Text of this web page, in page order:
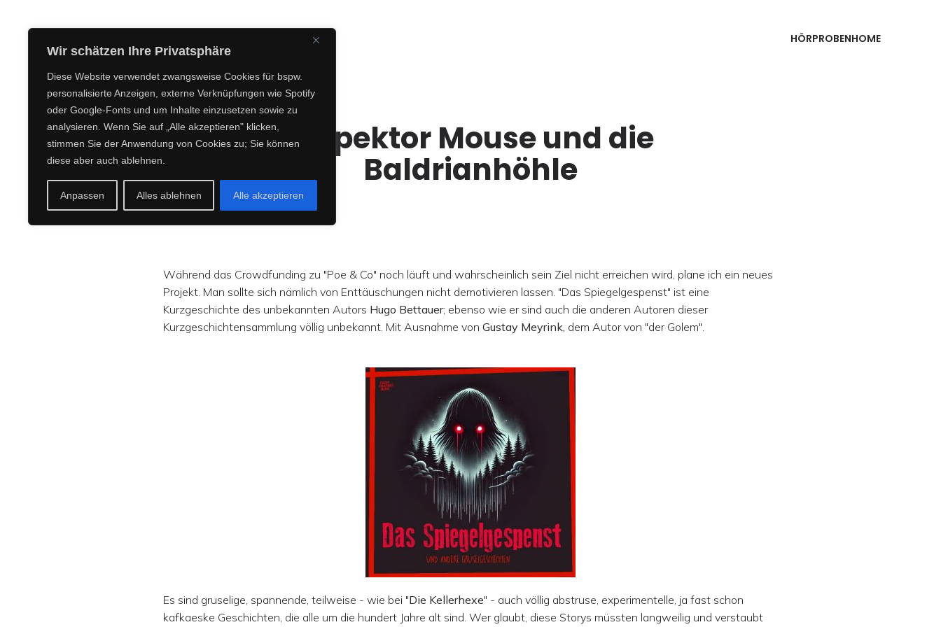
Wir schätzen Ihre Privatsphäre
Diese Website verwendet zwangsweise Cookies für bspw.
personalisierte Anzeigen, externe Verknüpfungen wie Spotify
oder Google-Fonts und um Inhalte einzusetzen sowie zu
analysieren. Wenn Sie auf „Alle akzeptieren" klicken,
stimmen Sie der Anwendung von Cookies zu; Sie können
diese aber auch ablehnen.
Anpassen Alles ablehnen Alle akzeptieren
HÖRPROBENHOME
Inspektor Mouse und die
Baldrianhöhle
Während das Crowdfunding zu "Poe & Co" noch läuft und wahrscheinlich sein Ziel nicht erreichen wird, plane ich ein neues
Projekt. Man sollte sich nämlich von Enttäuschungen nicht demotivieren lassen. "Das Spiegelgespenst" ist eine
Kurzgeschichte des unbekannten Autors Hugo Bettauer; ebenso wie er sind auch die anderen Autoren dieser
Kurzgeschichtensammlung völlig unbekannt. Mit Ausnahme von Gustay Meyrink, dem Autor von "der Golem".
Es sind gruselige, spannende, teilweise - wie bei "Die Kellerhexe" - auch völlig abstruse, experimentelle, ja fast schon
kafkaeske Geschichten, die alle um die hundert Jahre alt sind. Wer glaubt, diese Storys müssten langweilig und verstaubt